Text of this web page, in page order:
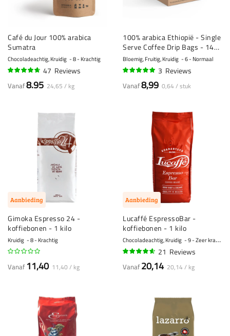
Café du Jour 100% arabica
Sumatra
Chocoladeachtig, Kruidig 8 - Krachtig
47 Reviews
Vanaf8.95 24,65 / kg
100% arabica Ethiopië - Single
Serve Coffee Drip Bags - 14
stuks
Bloemig, Fruitig, Kruidig 6 - Normaal
3 Reviews
Vanaf8,99 0,64 / stuk
Aanbieding
Gimoka Espresso 24 -
koffiebonen - 1 kilo
Kruidig 8 - Krachtig
Vanaf 11,40 11,40 / kg
Aanbieding
Lucaffé EspressoBar -
koffiebonen - 1 kilo
Chocoladeachtig, Kruidig 9 - Zeer krachtig
21 Reviews
Vanaf 20,14 20,14 / kg